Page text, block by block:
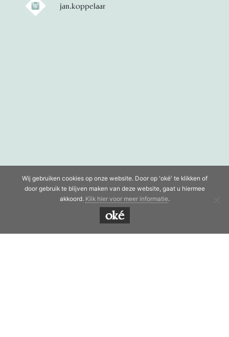
jan.koppelaar
Wij gebruiken cookies op onze website. Door op 'oké' te klikken of
door gebruik te blijven maken van deze website, gaat u hiermee
akkoord. Klik hier voor meer informatie.
oké